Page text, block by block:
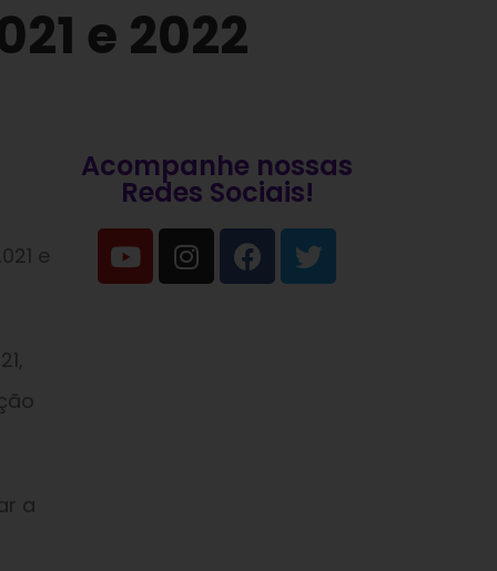
e 2022
e
a
Acompanhe nossas
Redes Sociais!